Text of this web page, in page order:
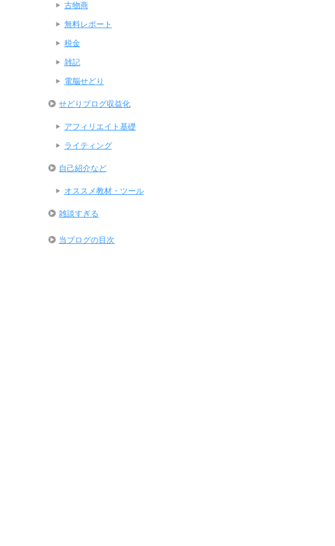
古物商
無料レポート
税金
雑記
電脳せどり
せどりブログ収益化
アフィリエイト基礎
ライティング
自己紹介など
オススメ教材・ツール
雑談すぎる
当ブログの目次